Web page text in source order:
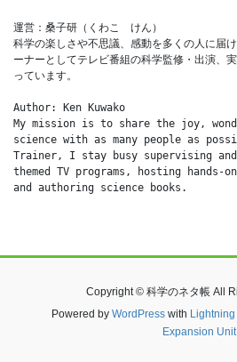
運営：桑子研（くわこ　けん）
科学の楽しさや不思議、感動を多くの人に届
ーナーとしてテレビ番組の科学監修・出演、
っています。
Author: Ken Kuwako
My mission is to share the joy,
science with as many people as
Trainer, I stay busy supervising
themed TV programs, hosting hands-
and authoring science books.
Copyright © 科学のネタ帳 All
Powered by WordPresswith Lightning
Expansion Unit